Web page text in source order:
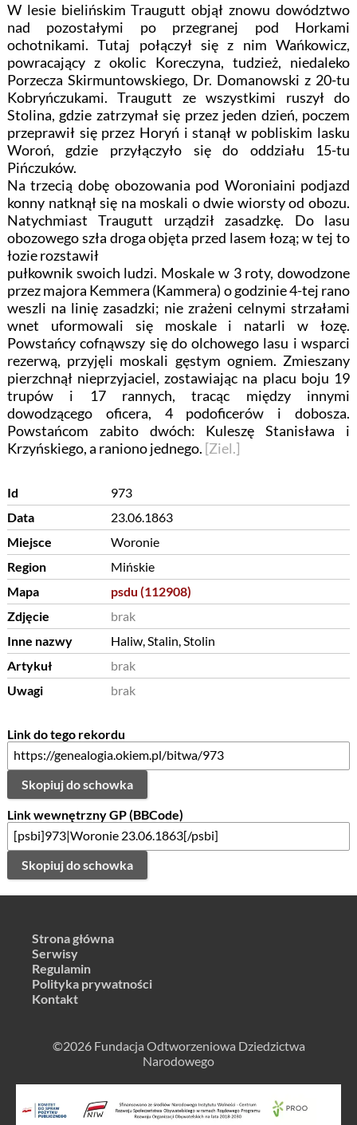
W lesie bielińskim Traugutt objął znowu dowództwo
nad pozostałymi po przegranej pod Horkami
ochotnikami. Tutaj połączył się z nim Wańkowicz,
powracający z okolic Koreczyna, tudzież, niedaleko
Porzecza Skirmuntowskiego, Dr. Domanowski z 20-tu
Kobryńczukami. Traugutt ze wszystkimi ruszył do
Stolina, gdzie zatrzymał się przez jeden dzień, poczem
przeprawił się przez Horyń i stanął w pobliskim lasku
Woroń, gdzie przyłączyło się do oddziału 15-tu
Pińczuków.
Na trzecią dobę obozowania pod Woroniaini podjazd
konny natknął się na moskali o dwie wiorsty od obozu.
Natychmiast Traugutt urządził zasadzkę. Do lasu
obozowego szła droga objęta przed lasem łozą; w tej to
łozie rozstawił
pułkownik swoich ludzi. Moskale w 3 roty, dowodzone
przez majora Kemmera (Kammera) o godzinie 4-tej rano
weszli na linię zasadzki; nie zrażeni celnymi strzałami
wnet uformowali się moskale i natarli w łozę.
Powstańcy cofnąwszy się do olchowego lasu i wsparci
rezerwą, przyjęli moskali gęstym ogniem. Zmieszany
pierzchnął nieprzyjaciel, zostawiając na placu boju 19
trupów i 17 rannych, tracąc między innymi
dowodzącego oficera, 4 podoficerów i dobosza.
Powstańcom zabito dwóch: Kuleszę Stanisława i
Krzyńskiego, a raniono jednego. [Ziel.]
Id
973
Data
23.06.1863
Miejsce
Woronie
Region
Mińskie
Mapa
psdu (112908)
Zdjęcie
brak
Inne nazwy
Haliw, Stalin, Stolin
Artykuł
brak
Uwagi
brak
Link do tego rekordu
Skopiuj do schowka
Link wewnętrzny GP (BBCode)
Skopiuj do schowka
Strona główna
Serwisy
Regulamin
Polityka prywatności
Kontakt
©2026 Fundacja Odtworzeniowa Dziedzictwa
Narodowego